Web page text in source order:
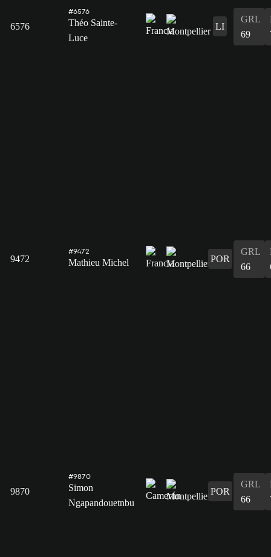
6576
#6576
Théo Sainte-
Luce
LI
GRL
69
9472
#9472
Mathieu Michel POR
GRL
66
9870
#9870
Simon
Ngapandouetnbu
POR
GRL
66